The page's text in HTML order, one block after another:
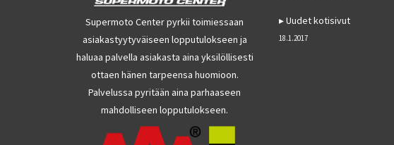
Supermoto Center pyrkii toimiessaan
asiakastyytyväiseen lopputulokseen ja
haluaa palvella asiakasta aina yksilöllisesti
ottaen hänen tarpeensa huomioon.
Palvelussa pyritään aina parhaaseen
mahdolliseen lopputulokseen.
Uudet kotisivut
18.1.2017